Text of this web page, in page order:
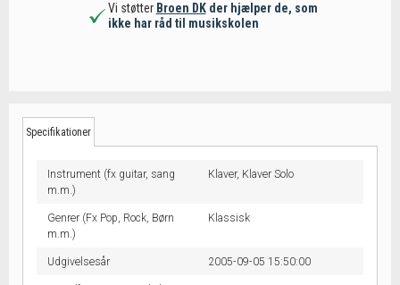
Vi støtter Broen DKder hjælper de, som
ikke har råd til musikskolen
Specifikationer
Instrument (fx guitar, sang
m.m.)
Klaver, Klaver Solo
Genrer (Fx Pop, Rock, Børn
m.m.)
Klassisk
Udgivelsesår 2005-09-05 15:50:00